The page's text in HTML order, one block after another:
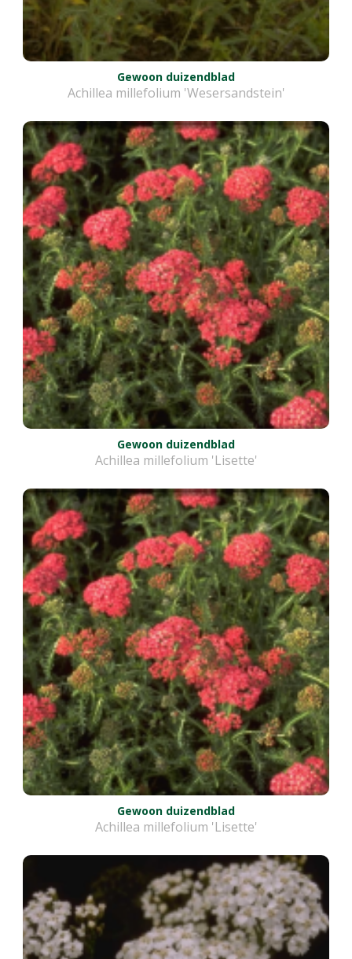
Gewoon duizendblad
Achillea millefolium 'Wesersandstein'
Gewoon duizendblad
Achillea millefolium 'Lisette'
Gewoon duizendblad
Achillea millefolium 'Lisette'